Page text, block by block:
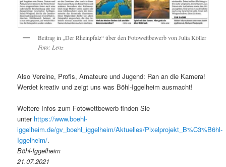
Beitrag in „Der Rheinpfalz“ über den Fotowettbewerb von Julia Köller
Foto: Lenz
Also Vereine, Profis, Amateure und Jugend: Ran an die Kamera!
Werdet kreativ und zeigt uns was Böhl-Iggelheim ausmacht!
Weitere Infos zum Fotowettbewerb finden Sie
unter https://www.boehl-
iggelheim.de/gv_boehl_iggelheim/Aktuelles/Pixelprojekt_B%C3%B6hl-
Iggelheim/.
Böhl-Iggelheim
21.07.2021